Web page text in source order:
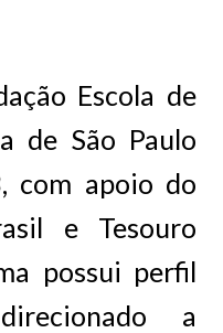
Escola de
de São Paulo
com apoio do
e Tesouro
possui perfil
a